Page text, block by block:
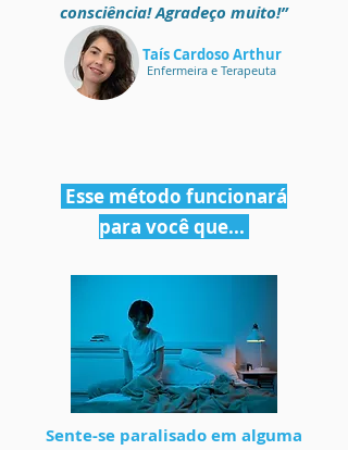
consciência! Agradeço muito!”
Taís Cardoso Arthur
Enfermeira e Terapeuta
Esse método funcionará
para você que...
Sente-se paralisado em alguma